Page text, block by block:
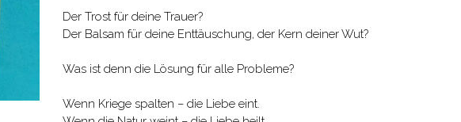
Der Trost für deine Trauer?
Der Balsam für deine Enttäuschung, der Kern deiner Wut?
Was ist denn die Lösung für alle Probleme?
Wenn Kriege spalten – die Liebe eint.